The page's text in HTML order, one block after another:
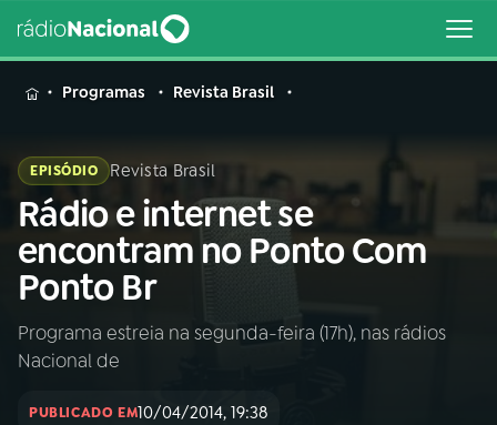
MENU
Buscar
na
Rádio
Nacional
Buscar
AO VIVO
INÍCIO
Programas Revista Brasil
EPISÓDIO Revista Brasil
Rádio e internet se
encontram no Ponto Com
Ponto Br
Programa estreia na segunda-feira (17h), nas rádios
Nacional de
PUBLICADO EM10/04/2014, 19:38